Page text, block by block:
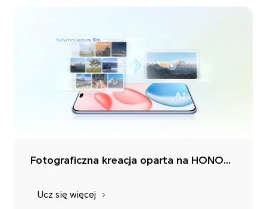
Fotograficzna kreacja oparta na HONOR AI, automatyczne generowanie Natychmiastowy film klipów
Ucz się więcej